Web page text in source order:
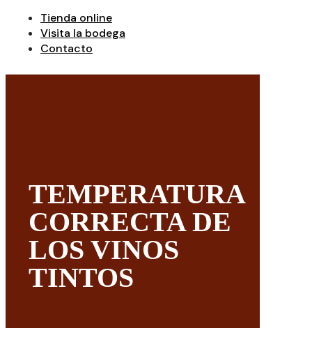
Tienda online
Visita la bodega
Contacto
TEMPERATURA
CORRECTA DE
LOS VINOS
TINTOS